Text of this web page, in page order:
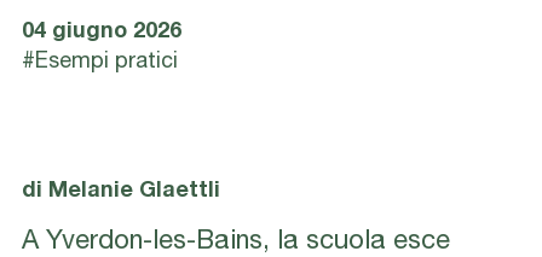
04 giugno 2026
#Esempi pratici
di Melanie Glaettli
A Yverdon-les-Bains, la scuola esce